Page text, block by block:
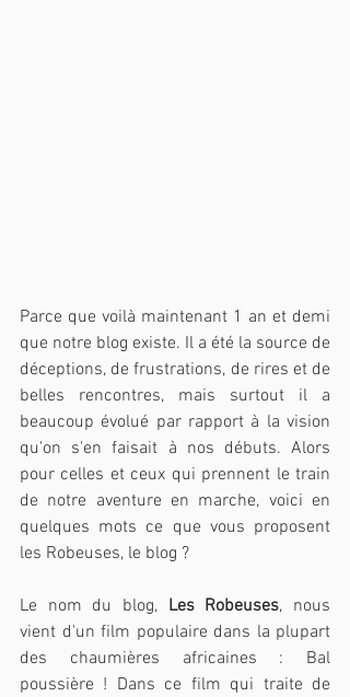
Parce que voilà maintenant 1 an et demi
que notre blog existe. Il a été la source de
déceptions, de frustrations, de rires et de
belles rencontres, mais surtout il a
beaucoup évolué par rapport à la vision
qu'on s'en faisait à nos débuts. Alors
pour celles et ceux qui prennent le train
de notre aventure en marche, voici en
quelques mots ce que vous proposent
les Robeuses, le blog ?
Le nom du blog, Les Robeuses, nous
vient d'un film populaire dans la plupart
des chaumières africaines : Bal
poussière ! Dans ce film qui traite de